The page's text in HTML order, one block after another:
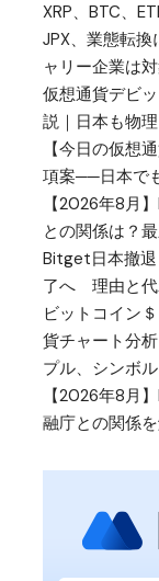
XRP、BTC、
JPX、業態転
ャリー企業は
仮想通貨デビ
説｜日本も物
【今日の仮想
項案──日本で
【2026年8月
との関係は？
Bitget日本撤退
了へ 理由と代
ビットコイン
貨チャート分
プル、シンボル
【2026年8月
融庁との関係